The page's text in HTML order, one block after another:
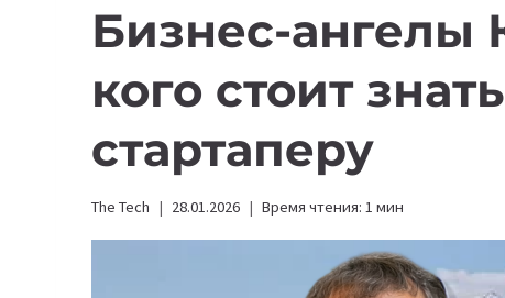
Бизнес-ангелы
кого стоит
стартаперу
The Tech 28.01.2026 Время чтения: 1 мин